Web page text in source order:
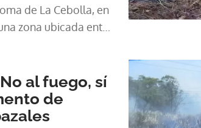
de La Cebolla, en
zona ubicada entre
al fuego, sí
de